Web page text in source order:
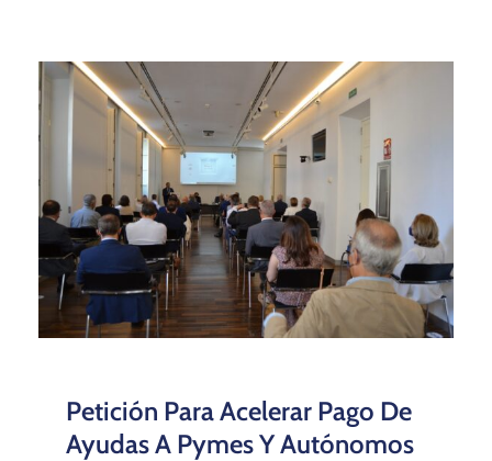
Petición Para Acelerar Pago De
Ayudas A Pymes Y Autónomos